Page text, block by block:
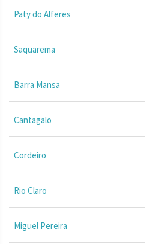
Paty do Alferes
Saquarema
Barra Mansa
Cantagalo
Cordeiro
Rio Claro
Miguel Pereira